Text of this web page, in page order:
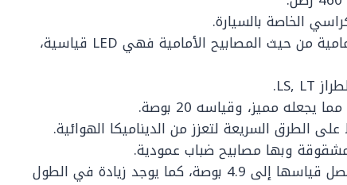
الخاصة بالسيارة.
ذات تصميم جريء وتحديث للواجهة الأمامية من حيث المصابيح الأمامية فهي LED قياسية،
مميز، وقياسه 20 بوصة.
الطرق السريعة لتعزز من الديناميكا الهوائية.
وبها مصابيح ضباب عمودية.
العجلات مصنعة بقاعدة عجلات أطول ويصل قياسها إلى 4.9 بوصة، كما يوجد زيادة في الطول